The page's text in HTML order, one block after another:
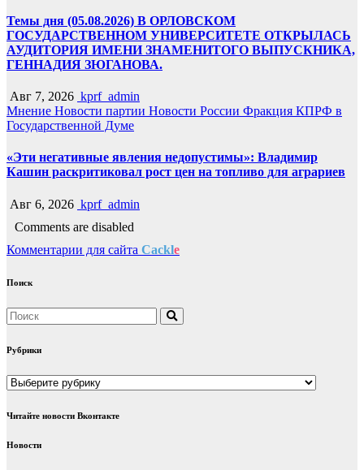
Темы дня (05.08.2026) В ОРЛОВСКОМ
ГОСУДАРСТВЕННОМ УНИВЕРСИТЕТЕ ОТКРЫЛАСЬ
АУДИТОРИЯ ИМЕНИ ЗНАМЕНИТОГО ВЫПУСКНИКА,
ГЕННАДИЯ ЗЮГАНОВА.
Авг 7, 2026 kprf_admin
Мнение Новости партии Новости России Фракция КПРФ в
Государственной Думе
«Эти негативные явления недопустимы»: Владимир
Кашин раскритиковал рост цен на топливо для аграриев
Авг 6, 2026 kprf_admin
Comments are disabled
Комментарии для сайта Cackle
Поиск
Рубрики
Рубрики
Читайте новости Вконтакте
Новости